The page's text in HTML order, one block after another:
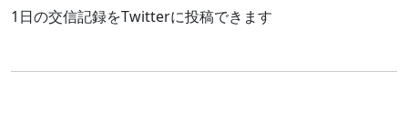
1日の交信記録をTwitterに投稿できます